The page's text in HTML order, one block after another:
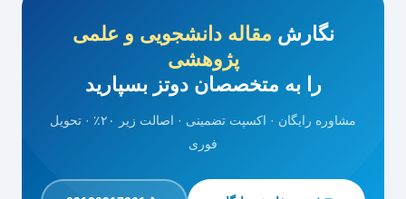
نگارش مقاله دانشجویی و علمی
پژوهشی
را به متخصصان دوتز بسپارید
مشاوره رایگان · اکسپت تضمینی · اصالت زیر ۲۰٪ · تحویل
فوری